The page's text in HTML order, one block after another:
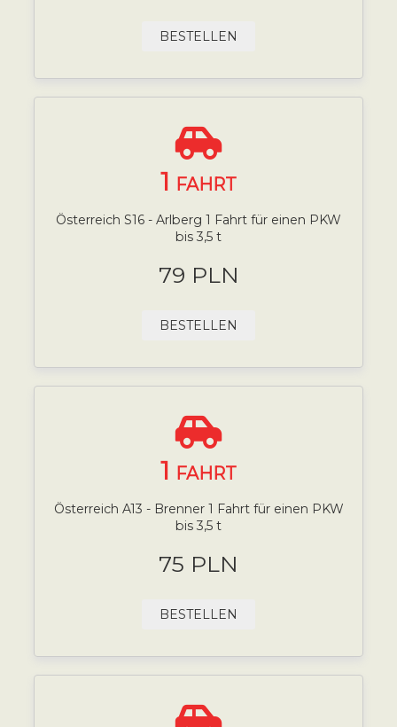
BESTELLEN
1 FAHRT
Österreich S16 - Arlberg 1 Fahrt für einen PKW
bis 3,5 t
79 PLN
BESTELLEN
1 FAHRT
Österreich A13 - Brenner 1 Fahrt für einen PKW
bis 3,5 t
75 PLN
BESTELLEN